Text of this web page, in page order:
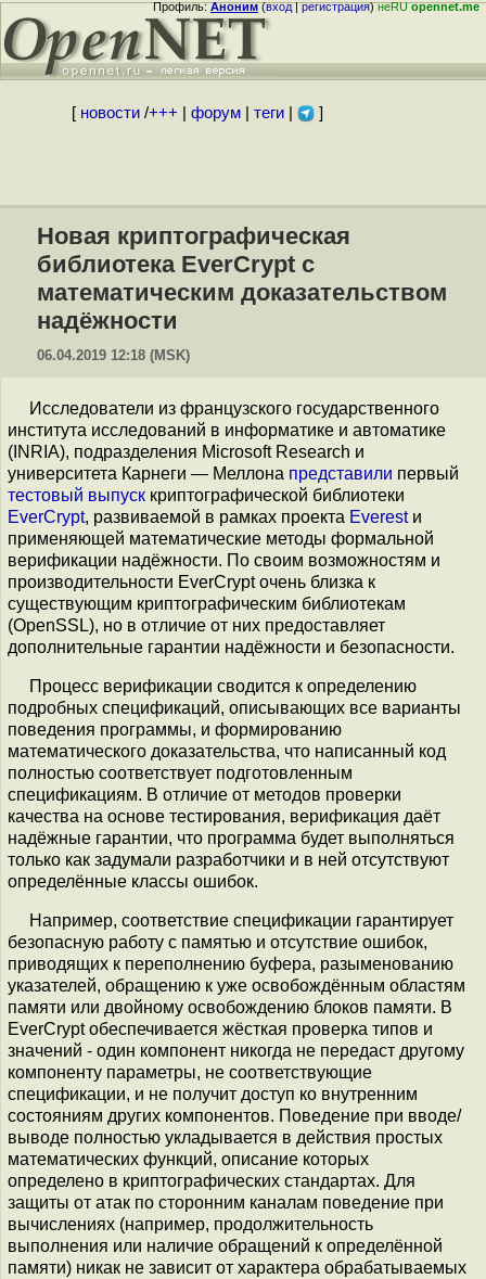
Профиль:Аноним(вход|регистрация)неRUopennet.me
[ новости/+++ форум| теги| ]
Новая криптографическая
библиотека EverCrypt с
математическим доказательством
надёжности
06.04.2019 12:18 (MSK)
Исследователи из французского государственного
института исследований в информатике и автоматике
(INRIA), подразделения Microsoft Research и
университета Карнеги — Меллона представили первый
тестовый выпуск криптографической библиотеки
EverCrypt, развиваемой в рамках проекта Everestи
применяющей математические методы формальной
верификации надёжности. По своим возможностям и
производительности EverCrypt очень близка к
существующим криптографическим библиотекам
(OpenSSL), но в отличие от них предоставляет
дополнительные гарантии надёжности и безопасности.
Процесс верификации сводится к определению
подробных спецификаций, описывающих все варианты
поведения программы, и формированию
математического доказательства, что написанный код
полностью соответствует подготовленным
спецификациям. В отличие от методов проверки
качества на основе тестирования, верификация даёт
надёжные гарантии, что программа будет выполняться
только как задумали разработчики и в ней отсутствуют
определённые классы ошибок.
Например, соответствие спецификации гарантирует
безопасную работу с памятью и отсутствие ошибок,
приводящих к переполнению буфера, разыменованию
указателей, обращению к уже освобождённым областям
памяти или двойному освобождению блоков памяти. В
EverCrypt обеспечивается жёсткая проверка типов и
значений - один компонент никогда не передаст другому
компоненту параметры, не соответствующие
спецификации, и не получит доступ ко внутренним
состояниям других компонентов. Поведение при вводе/
выводе полностью укладывается в действия простых
математических функций, описание которых
определено в криптографических стандартах. Для
защиты от атак по сторонним каналам поведение при
вычислениях (например, продолжительность
выполнения или наличие обращений к определённой
памяти) никак не зависит от характера обрабатываемых